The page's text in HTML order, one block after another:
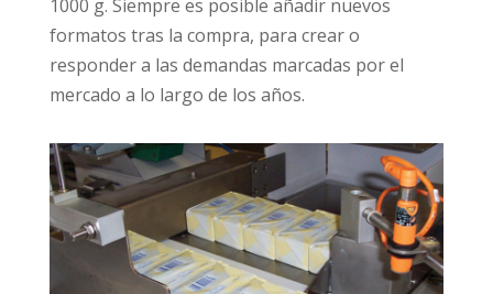
1000 g. Siempre es posible añadir nuevos
formatos tras la compra, para crear o
responder a las demandas marcadas por el
mercado a lo largo de los años.